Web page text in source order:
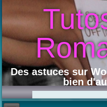
Des astuces sur
bien